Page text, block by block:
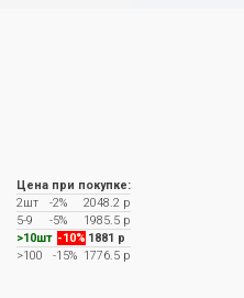
Цена при покупке:
2шт
-2%
2048.2 р
5-9
-5%
1985.5 р
>10шт -10% 1881 р
>100
-15%1776.5 р